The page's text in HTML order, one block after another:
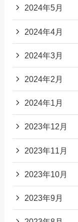
2024年5月
2024年4月
2024年3月
2024年2月
2024年1月
2023年12月
2023年11月
2023年10月
2023年9月